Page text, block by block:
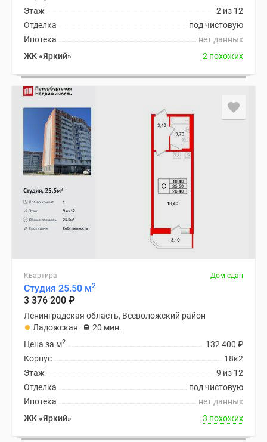
2 из 12
Этаж
под чистовую
Отделка
нет данных
Ипотека
ЖК «Яркий»
2 похожих
Квартира Дом сдан
Студия 25.50 м2
3 376 200 ₽
Ленинградская область, Всеволожский район
Ладожская
20 мин.
132 400 ₽
Цена за м2
18к2
Корпус
9 из 12
Этаж
под чистовую
Отделка
нет данных
Ипотека
ЖК «Яркий»
3 похожих